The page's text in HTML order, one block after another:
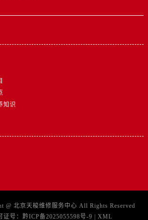
知识
@ 北京天梭维修服务中心 All Rights Reserved
号： 黔ICP备2025055598号-9 XML